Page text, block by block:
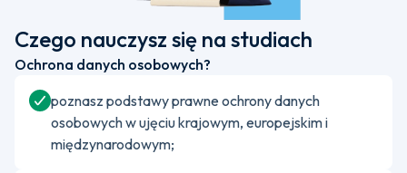
Czego nauczysz się na studiach
Ochrona danych osobowych?
poznasz podstawy prawne ochrony danych
osobowych w ujęciu krajowym, europejskim i
międzynarodowym;